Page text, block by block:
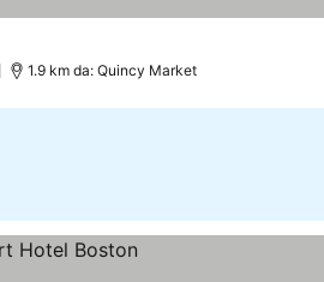
1.9 km da: Quincy Market